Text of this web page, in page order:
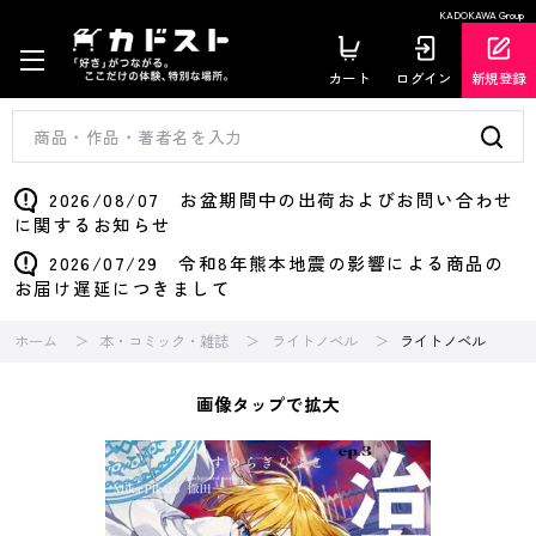
KADOKAWA Group
カート ログイン 新規登録
2026/08/07 お盆期間中の出荷およびお問い合わせ
に関するお知らせ
2026/07/29 令和8年熊本地震の影響による商品の
お届け遅延につきまして
ホーム 本・コミック・雑誌 ライトノベル ライトノベル
画像タップで拡大